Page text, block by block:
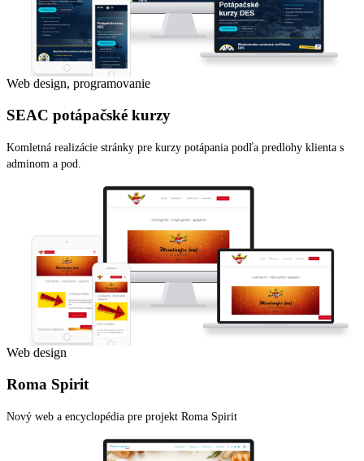
Web design, programovanie
SEAC potápačské kurzy
Komletná realizácie stránky pre kurzy potápania podľa predlohy klienta s
adminom a pod.
Web design
Roma Spirit
Nový web a encyclopédia pre projekt Roma Spirit